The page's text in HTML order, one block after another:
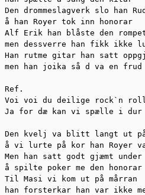
Den drommeslagverk slo han
å han Royer tok inn honorar
Alf Erik han blåste den
men dessverre han fikk ikke
Han rutme gitar han satt
men han joika så d va en frud
Ref.
Voi voi du deilige rock`n roll		voi voi voi voi voi
Ja for dæ kan vi spælle i
Den kvelj va blitt langt ut
å vi lurte på kor han Royer
Men han satt godt gjæmt under
å spilte poker me den honorar
Til Masi vi kom ut på mårran
han forsterkar han var ikke